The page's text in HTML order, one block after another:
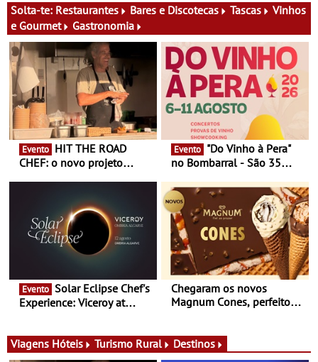
13 de Dezembro
29 de Agosto
Solta-te: Restaurantes Bares e Discotecas Tascas
Vinhos
e Gourmet
Gastronomia
Evento
CHEF: o novo projeto
conceito gastronómico
itinerante que percorre
Portugal
Evento
no Bombarral - São 35
prova e seis dias de
experiências
Evento
Experience: Viceroy at
exclusiva
Chegaram os novos
Magnum Cones, perfeitos
Viagens Hóteis Turismo Rural Destinos